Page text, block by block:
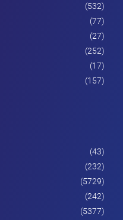
(532)
(77)
(27)
(252)
(17)
(157)
(43)
(232)
(5729)
(242)
(5377)